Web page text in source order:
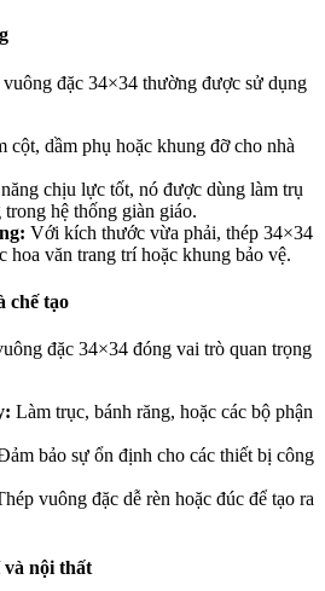
đặc 34×34 thường được sử dụng
cột, dầm phụ hoặc khung đỡ cho nhà
chịu lực tốt, nó được dùng làm trụ
hệ thống giàn giáo.
: Với kích thước vừa phải, thép 34×34
hoa văn trang trí hoặc khung bảo vệ.
chế tạo
đặc 34×34 đóng vai trò quan trọng
: Làm trục, bánh răng, hoặc các bộ phận
bảo sự ổn định cho các thiết bị công
vuông đặc dễ rèn hoặc đúc để tạo ra
nội thất